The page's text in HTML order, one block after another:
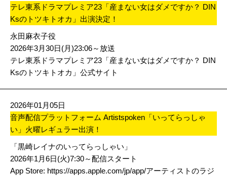
テレ東系ドラマプレミア23「産まない女はダメですか？ DIN
Ksのトツキトオカ」出演決定！
永田麻衣子役
2026年3月30日(月)23:06～放送
テレ東系ドラマプレミア23「産まない女はダメですか？ DIN
Ksのトツキトオカ」公式サイト
2026年01月05日
音声配信プラットフォーム Artistspoken「いってらっしゃ
い」火曜レギュラー出演！
「黒崎レイナのいってらっしゃい」
2026年1月6日(火)7:30～配信スタート
App Store: https://apps.apple.com/jp/app/アーティストのラジ